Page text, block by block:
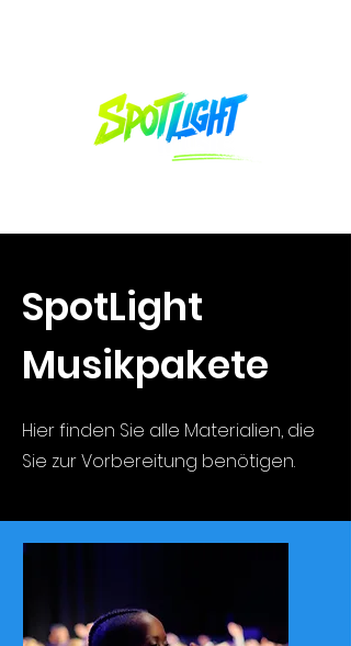
SpotLight
Musikpakete
Hier finden Sie alle Materialien, die
Sie zur Vorbereitung benötigen.